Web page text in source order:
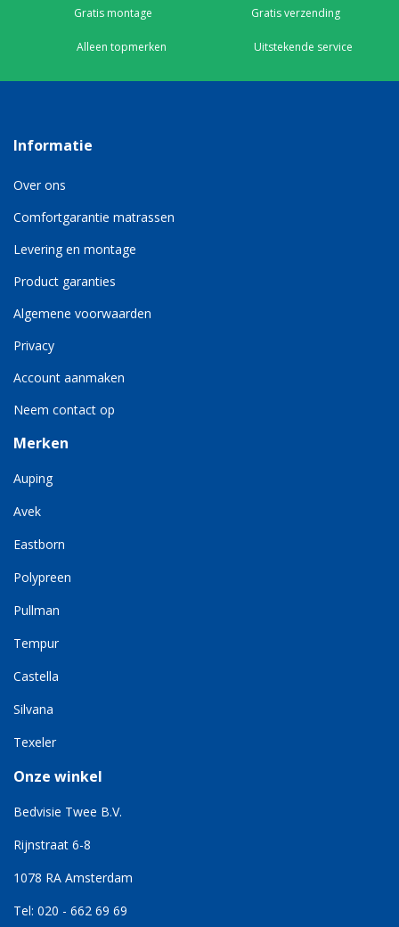
Gratis montage Gratis verzending
Alleen topmerken Uitstekende service
Informatie
Over ons
Comfortgarantie matrassen
Levering en montage
Product garanties
Algemene voorwaarden
Privacy
Account aanmaken
Neem contact op
Merken
Auping
Avek
Eastborn
Polypreen
Pullman
Tempur
Castella
Silvana
Texeler
Onze winkel
Bedvisie Twee B.V.
Rijnstraat 6-8
1078 RA Amsterdam
Tel: 020 - 662 69 69